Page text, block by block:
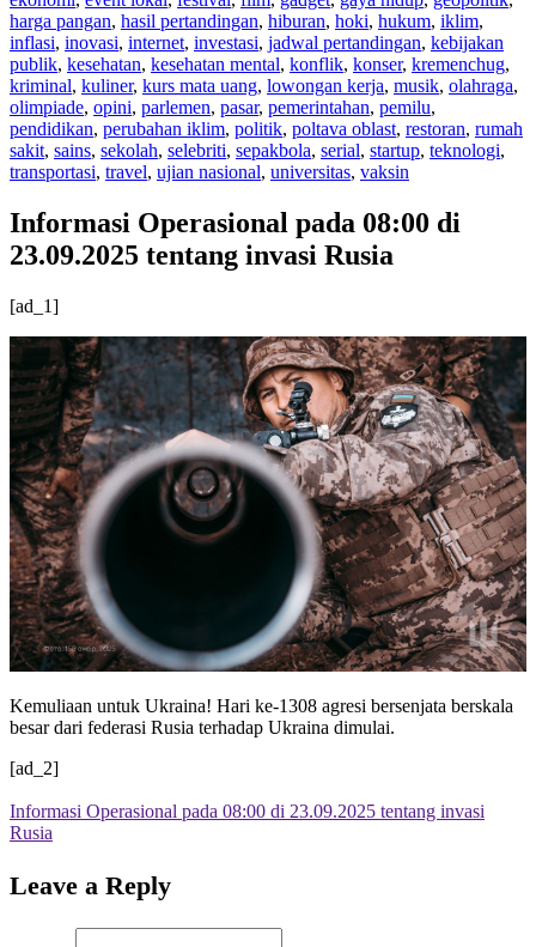
harga pangan, hasil pertandingan, hiburan, hoki, hukum, iklim,
inflasi, inovasi, internet, investasi, jadwal pertandingan, kebijakan
publik, kesehatan, kesehatan mental, konflik, konser, kremenchug,
kriminal, kuliner, kurs mata uang, lowongan kerja, musik, olahraga,
olimpiade, opini, parlemen, pasar, pemerintahan, pemilu,
pendidikan, perubahan iklim, politik, poltava oblast, restoran, rumah
sakit, sains, sekolah, selebriti, sepakbola, serial, startup, teknologi,
transportasi, travel, ujian nasional, universitas, vaksin
Informasi Operasional pada 08:00 di
23.09.2025 tentang invasi Rusia
[ad_1]
Kemuliaan untuk Ukraina! Hari ke-1308 agresi bersenjata berskala
besar dari federasi Rusia terhadap Ukraina dimulai.
[ad_2]
Informasi Operasional pada 08:00 di 23.09.2025 tentang invasi
Rusia
Leave a Reply